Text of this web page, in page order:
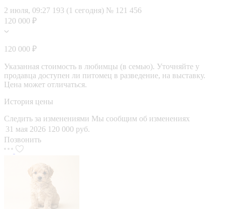
2 июля, 09:27 193 (1 сегодня) № 121 456
120 000 ₽
120 000 ₽
Указанная стоимость в любимцы (в семью). Уточняйте у
продавца доступен ли питомец в разведение, на выставку.
Цена может отличаться.
История цены
Следить за изменениями Мы сообщим об изменениях
31 мая 2026 120 000 руб.
Позвонить